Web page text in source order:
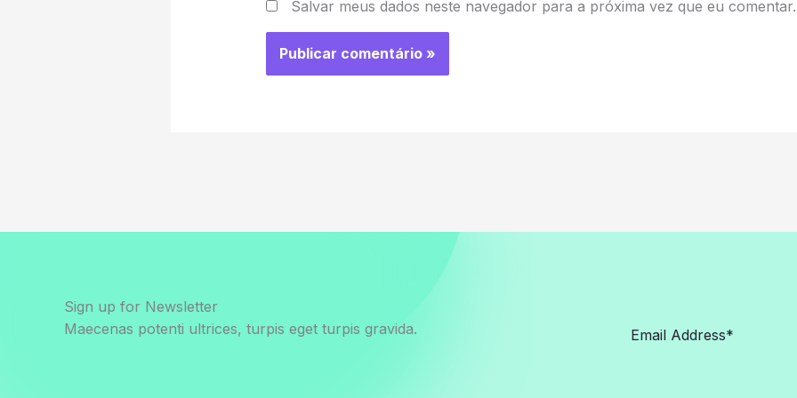
Salvar meus dados neste navegador para a próxima vez que eu comentar.
Sign up for Newsletter
Maecenas potenti ultrices, turpis eget turpis gravida.